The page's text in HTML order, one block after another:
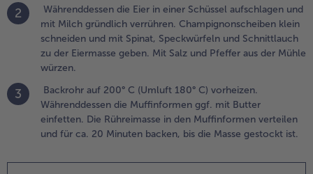
ca. 20
bis die
gestockt
2
Währenddessen die Eier in einer Schüssel aufschlagen und
mit Milch gründlich verrühren. Champignonscheiben klein
schneiden und mit Spinat, Speckwürfeln und Schnittlauch
zu der Eiermasse geben. Mit Salz und Pfeffer aus der Mühle
würzen.
3
Backrohr auf 200° C (Umluft 180° C) vorheizen.
Währenddessen die Muffinformen ggf. mit Butter
einfetten. Die Rühreimasse in den Muffinformen verteilen
und für ca. 20 Minuten backen, bis die Masse gestockt ist.